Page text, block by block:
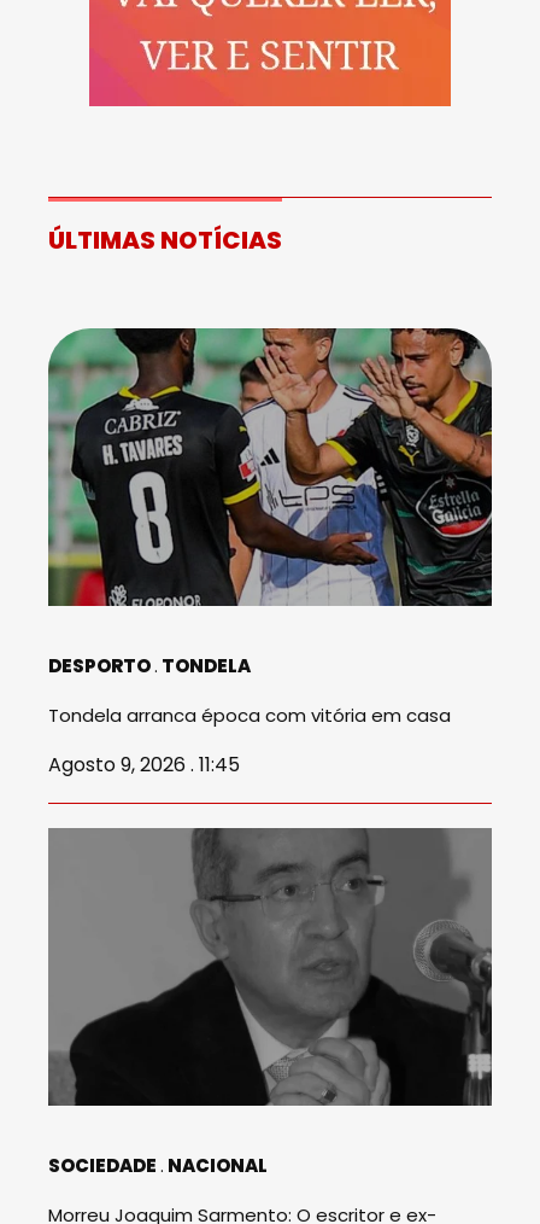
ÚLTIMAS NOTÍCIAS
DESPORTO TONDELA
Tondela arranca época com vitória em casa
Agosto 9, 2026 . 11:45
SOCIEDADE NACIONAL
Morreu Joaquim Sarmento: O escritor e ex-